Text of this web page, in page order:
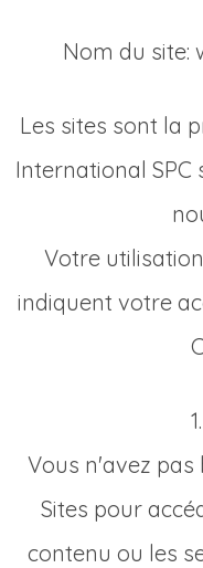
Nom du site:
Les sites sont la
International SPC
Votre
indiquent votre
Vous n'avez
Sites pour
contenu ou les